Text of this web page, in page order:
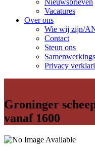
Nieuwsbrieven
Vacatures
Over ons
Wie wij zijn/
Contact
Steun ons
Privacy
Groninger
vanaf 1600